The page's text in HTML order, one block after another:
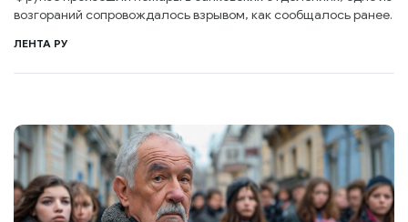
возгораний сопровождалось взрывом, как сообщалось ранее.
ЛЕНТА РУ